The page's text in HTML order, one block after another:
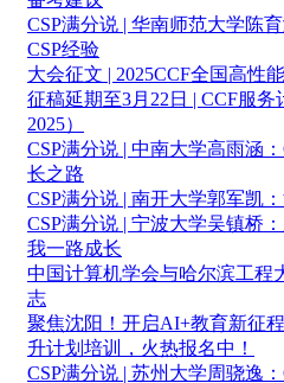
CSP满分说 | 华南师范大学陈
CSP经验
大会征文 | 2025CCF全国高性
征稿延期至3月22日 | CCF服务
2025）
CSP满分说 | 中南大学高雨涵
长之路
CSP满分说 | 南开大学郭军凯
CSP满分说 | 宁波大学吴镇桥
我一路成长
中国计算机学会与哈尔滨工程
志
聚焦沈阳！开启AI+教育新征
升计划培训，火热报名中！
CSP满分说 | 苏州大学周骁逸